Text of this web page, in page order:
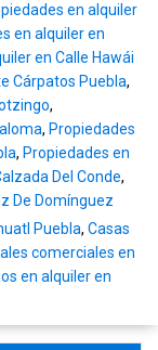
en alquiler
en alquiler en
en Calle Hawái
Cárpatos Puebla,
,
, Propiedades
, Propiedades en
Del Conde,
De Domínguez
Puebla, Casas
comerciales en
en alquiler en